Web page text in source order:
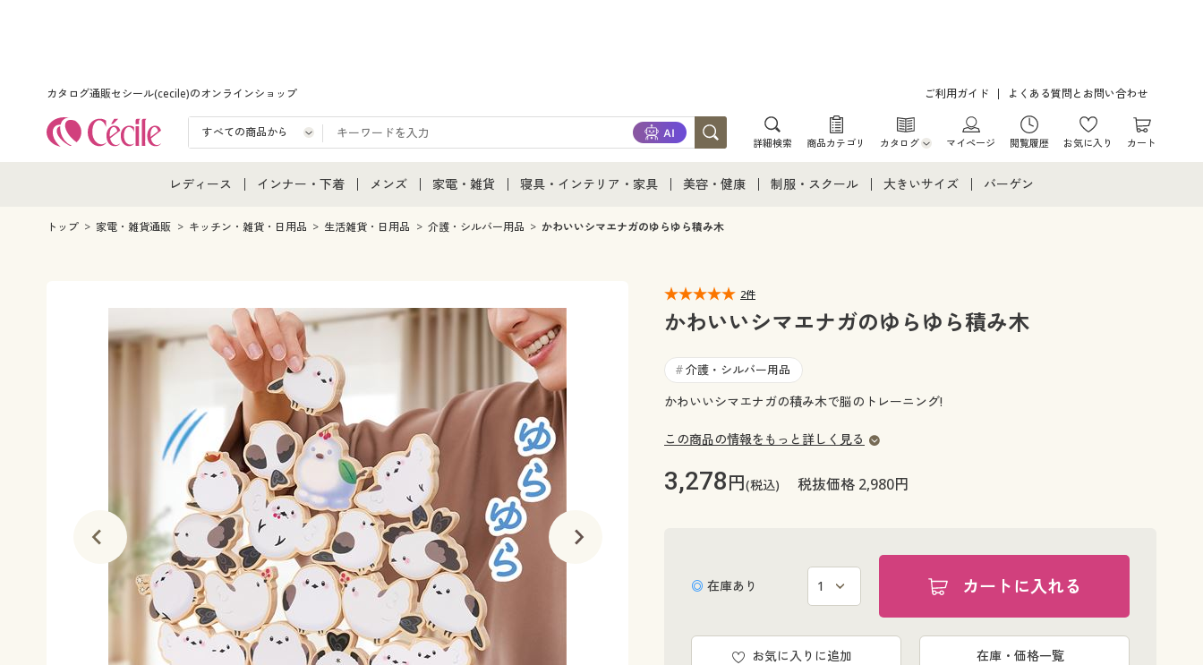
カタログ通販セシール(cecile)のオンラインショップ ご利用ガイド よくある質問とお問い合わせ
詳細検索 商品カテゴリ カタログ
カタログ・チラシからのご注文
マイページ 閲覧履歴 お気に入り カート
レディース
レディース通販すべて
女性下着
インナー・下着
インナー・下着通販すべて
メンズ下着
ジュニア・ティーンズ下着
メンズ
メンズ通販すべて
メンズ下着
家電・雑貨
家電・雑貨すべて
キッチン・雑貨・日用品
寝具・インテリア・家具
寝具・インテリア・家具通販すべて
寝具・ベッド
カーテン・ラグ・ファブリック
美容・健康
美容・健康通販すべて
制服・スクール
ジュニア・ティーンズ下着
大きいサイズ
大きいサイズ レディース下着
大きいサイズ 事務・制服
バーゲン
トップ 家電・雑貨通販 キッチン・雑貨・日用品 生活雑貨・日用品 介護・シルバー用品 かわいいシマエナガのゆらゆら積み木
2件
かわいいシマエナガのゆらゆら積み木
# 介護・シルバー用品
かわいいシマエナガの積み木で脳のトレーニング!
この商品の情報をもっと詳しく見る
3,278円(税込) 税抜価格 2,980円
◎ 在庫あり カートに入れる
お気に入りに追加 在庫・価格一覧